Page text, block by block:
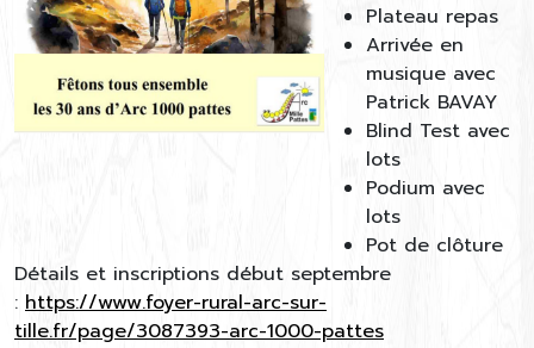
Plateau repas
Arrivée en
musique avec
Patrick BAVAY
Blind Test avec
lots
Podium avec
lots
Pot de clôture
Détails et inscriptions début septembre
: https://www.foyer-rural-arc-sur-
tille.fr/page/3087393-arc-1000-pattes